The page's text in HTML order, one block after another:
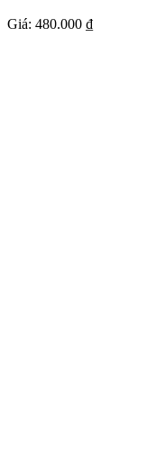
Giá: 480.000 ₫